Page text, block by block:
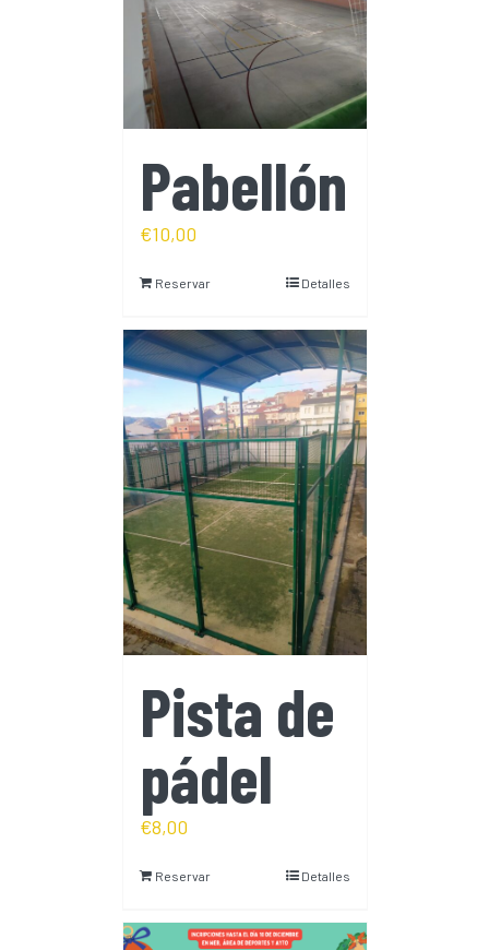
Pabellón
€10,00
Reservar Detalles
Pista de
pádel
€8,00
Reservar Detalles